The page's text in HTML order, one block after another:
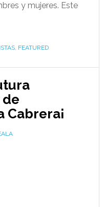
y mujeres. Este
, FEATURED
Cabrera¡